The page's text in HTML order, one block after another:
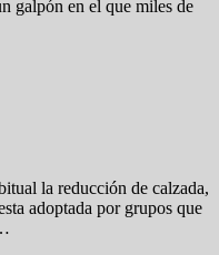
galpón en el que miles de
la reducción de calzada,
adoptada por grupos que